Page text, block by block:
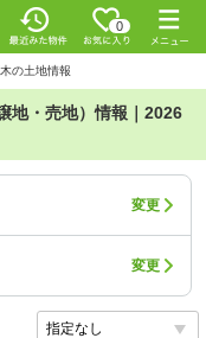
0
の土地情報
地・売地）情報｜2026
変更
変更